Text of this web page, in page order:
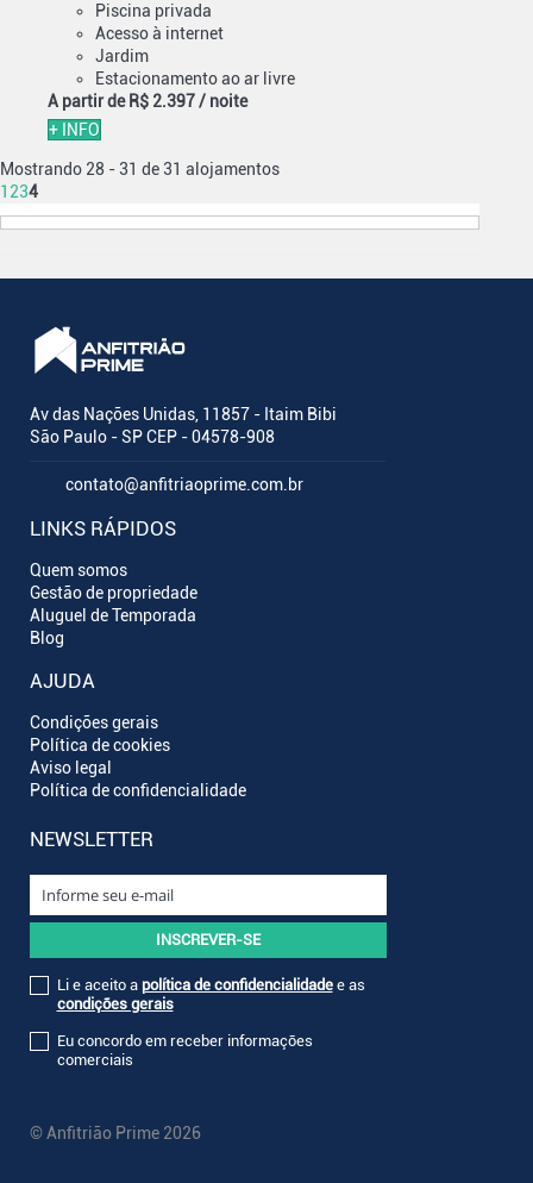
Piscina privada
Acesso à internet
Jardim
Estacionamento ao ar livre
A partir de R$ 2.397/ noite
+ INFO
Mostrando 28 - 31 de 31 alojamentos
1 234
Av das Nações Unidas, 11857 - Itaim Bibi
São Paulo - SP CEP - 04578-908
contato@anfitriaoprime.com.br
LINKS RÁPIDOS
Quem somos
Gestão de propriedade
Aluguel de Temporada
Blog
AJUDA
Condições gerais
Política de cookies
Aviso legal
Política de confidencialidade
NEWSLETTER
Li e aceito a política de confidencialidadee as
condições gerais
Eu concordo em receber informações
comerciais
© Anfitrião Prime 2026